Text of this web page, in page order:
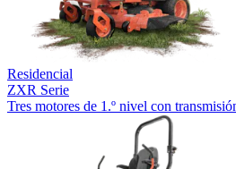
Residencial
ZXR Serie
Tres motores de 1.º nivel con